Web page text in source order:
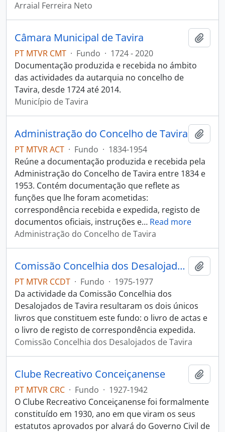
Arraial Ferreira Neto
Câmara Municipal de Tavira
PT MTVR CMT · Fundo · 1724 - 2020
Documentação produzida e recebida no ámbito
das actividades da autarquia no concelho de
Tavira, desde 1724 até 2014.
Município de Tavira
Administração do Concelho de Tavira
PT MTVR ACT · Fundo · 1834-1954
Reúne a documentação produzida e recebida pela
Administração do Concelho de Tavira entre 1834 e
1953. Contém documentação que reflete as
funções que lhe foram acometidas:
correspondência recebida e expedida, registo de
documentos oficiais, instruções e… Read more
Administração do Concelho de Tavira
Comissão Concelhia dos Desalojados de Tavira
PT MTVR CCDT · Fundo · 1975-1977
Da actividade da Comissão Concelhia dos
Desalojados de Tavira resultaram os dois únicos
livros que constituem este fundo: o livro de actas e
o livro de registo de correspondência expedida.
Comissão Concelhia dos Desalojados de Tavira
Clube Recreativo Conceiçanense
PT MTVR CRC · Fundo · 1927-1942
O Clube Recreativo Conceiçanense foi formalmente
constituído em 1930, ano em que viram os seus
estatutos aprovados por alvará do Governo Civil de